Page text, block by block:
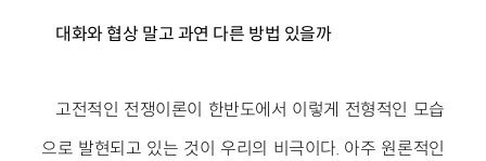
대화와 협상 말고 과연 다른 방법 있을까
고전적인 전쟁이론이 한반도에서 이렇게 전형적인 모습
으로 발현되고 있는 것이 우리의 비극이다. 아주 원론적인